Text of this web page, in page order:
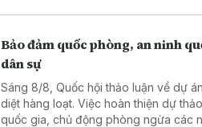
Bảo đảm quốc phòng, an ninh
dân sự
Sáng 8/8, Quốc hội thảo luận về dự
diệt hàng loạt. Việc hoàn thiện dự
quốc gia, chủ động phòng ngừa các